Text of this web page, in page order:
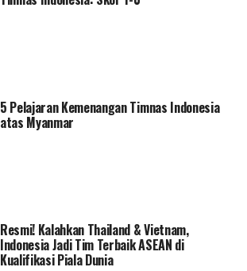
5 Pelajaran Kemenangan Timnas Indonesia
atas Myanmar
Resmi! Kalahkan Thailand & Vietnam,
Indonesia Jadi Tim Terbaik ASEAN di
Kualifikasi Piala Dunia